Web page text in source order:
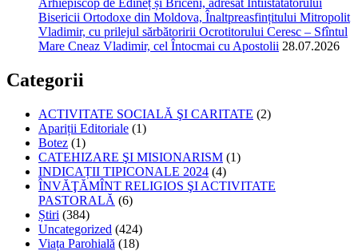
Arhiepiscop de Edineț și Briceni, adresat Întîistătătorului
Bisericii Ortodoxe din Moldova, Înaltpreasfințitului Mitropolit
Vladimir, cu prilejul sărbătoririi Ocrotitorului Ceresc – Sfîntul
Mare Cneaz Vladimir, cel Întocmai cu Apostolii 28.07.2026
Categorii
ACTIVITATE SOCIALĂ ŞI CARITATE (2)
Apariții Editoriale (1)
Botez (1)
CATEHIZARE ŞI MISIONARISM (1)
INDICAȚII TIPICONALE 2024 (4)
ÎNVĂŢĂMÎNT RELIGIOS ŞI ACTIVITATE
PASTORALĂ (6)
Știri (384)
Uncategorized (424)
Viața Parohială (18)